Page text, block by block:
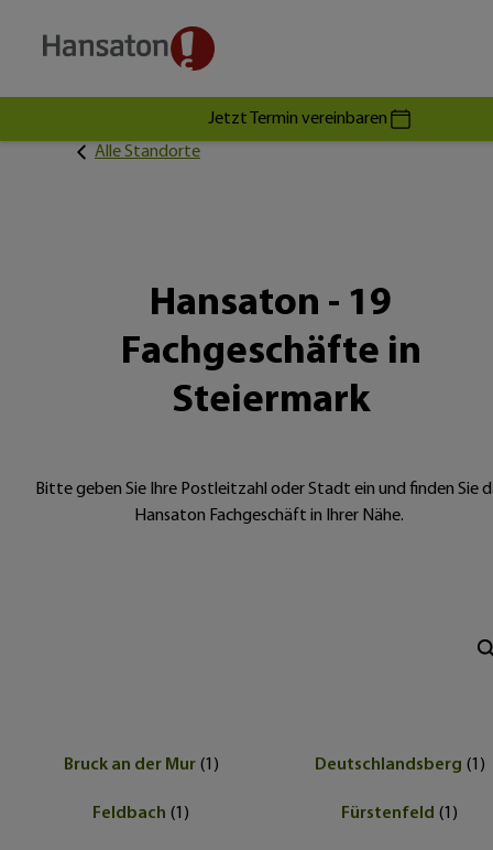
Jetzt Termin vereinbaren
Alle Standorte
Hansaton - 19
Fachgeschäfte in
Steiermark
Bitte geben Sie Ihre Postleitzahl oder Stadt ein und finden Sie
Hansaton Fachgeschäft in Ihrer Nähe.
Bruck an der Mur (1 ) Deutschlandsberg (1 )
Feldbach (1 ) Fürstenfeld (1 )